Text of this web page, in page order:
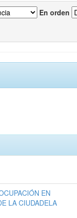
En orden
EN
LA CIUDADELA